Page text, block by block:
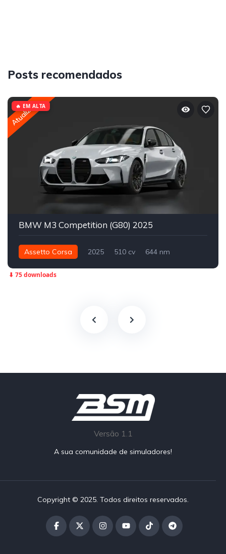
Posts recomendados
Atualizado
BMW M3 Competition (G80) 2025
Assetto Corsa 2025 510 cv
644 nm
🔥 EM ALTA
⬇ 75 downloads
Versão 1.1
A sua comunidade de simuladores!
Copyright © 2025. Todos direitos reservados.